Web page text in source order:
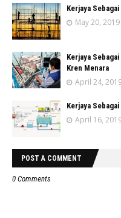
Kerjaya
May 20, 2019
Kerjaya
Kren Menara
April 24,
Kerjaya
April 16,
POST A COMMENT
0 Comments